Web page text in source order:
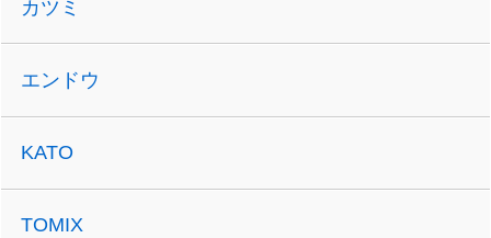
カツミ
エンドウ
KATO
TOMIX